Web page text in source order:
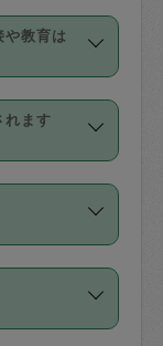
とが可
スカジさ
ださ
整はで
対象外
ールで
作業、屋
持ちの
者で保
で料理関
日本で
生とし
出身の
の方が
教育は
接と説明
明書の
す。外国
レーニ
ニングの
タスカ
れます
タスカジ
作業に
除、洗
にけが
補償金額
72時間
ていま